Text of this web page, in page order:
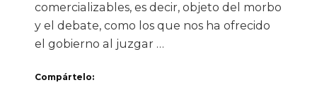
comercializables, es decir, objeto del morbo
y el debate, como los que nos ha ofrecido
el gobierno al juzgar …
Compártelo: